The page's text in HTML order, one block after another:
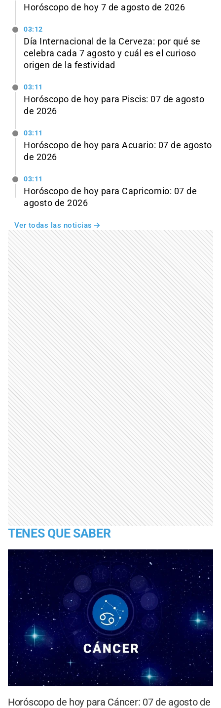
Horóscopo de hoy 7 de agosto de 2026
03:12
Día Internacional de la Cerveza: por qué se
celebra cada 7 agosto y cuál es el curioso
origen de la festividad
03:11
Horóscopo de hoy para Piscis: 07 de agosto
de 2026
03:11
Horóscopo de hoy para Acuario: 07 de agosto
de 2026
03:11
Horóscopo de hoy para Capricornio: 07 de
agosto de 2026
Ver todas las noticias
TENES QUE SABER
Horóscopo de hoy para Cáncer: 07 de agosto de